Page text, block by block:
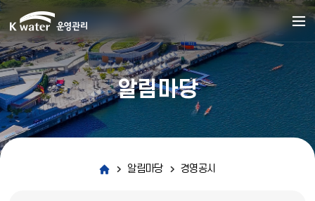
알림마당
알림마당 경영공시